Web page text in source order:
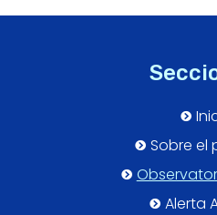
Sobre el
Alerta